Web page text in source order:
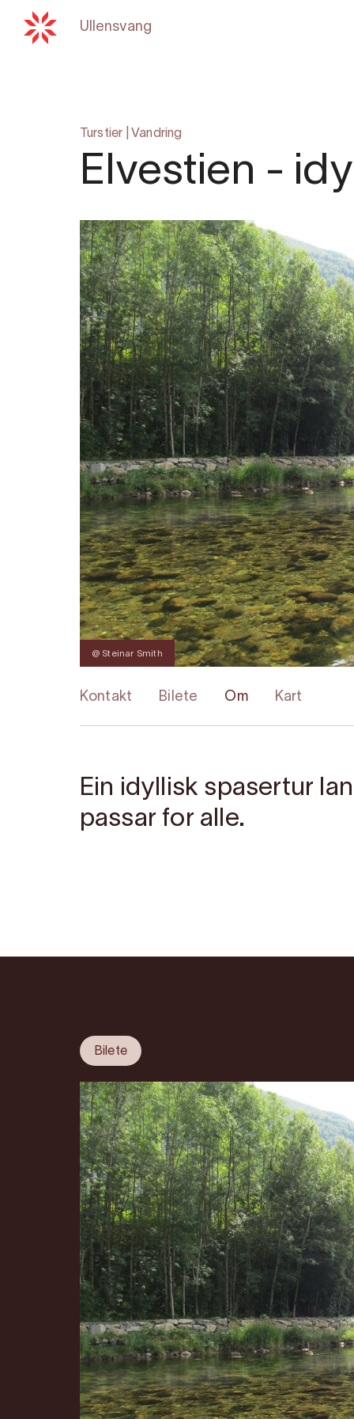
Ullensvang
Turstier Vandring
Elvestien -
@ Steinar Smith
Kontakt Bilete Om Kart
Ein idyllisk spasertur
passar for alle.
Bilete